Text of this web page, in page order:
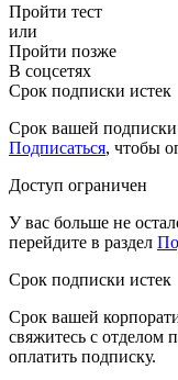
Пройти тест
или
Пройти позже
В соцсетях
Срок подписки истек
Срок вашей подписки
Подписаться, чтобы
Доступ ограничен
У вас больше не
перейдите в раздел
Срок подписки истек
Срок вашей
свяжитесь с отделом
оплатить подписку.